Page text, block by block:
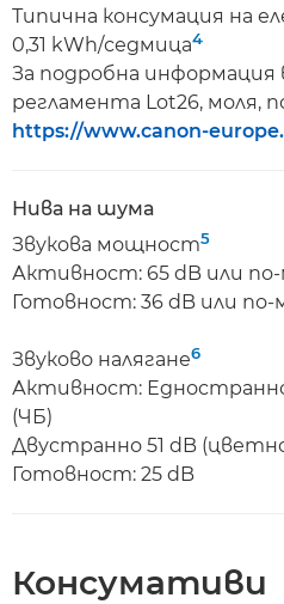
Типична консумация на
0,31 kWh/седмица4
За подробна информация
регламента Lot26, моля,
https://www.canon-
Нива на шума
Звукова мощност5
Активност: 65 dB или по-
Готовност: 36 dB или по-
Звуково налягане6
Активност:
(ЧБ)
Двустранно 51 dB
Готовност: 25 dB
Консумативи